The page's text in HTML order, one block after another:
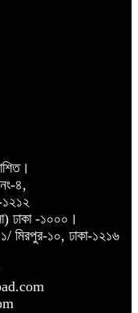
৪,
১২১২
ঢাকা -১০০০।
১/ মিরপুর-১০, ঢাকা-১২১৬